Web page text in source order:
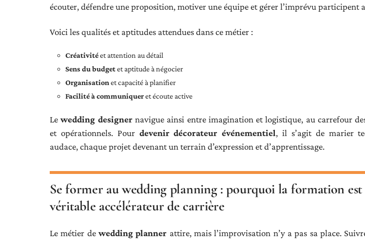
écouter, défendre une proposition, motiver une équipe et gérer l’imprévu participent
Voici les qualités et aptitudes attendues dans ce métier :
Créativitéet attention au détail
Sens du budgetet aptitude à négocier
Organisation et capacité à planifier
Facilité à communiqueret écoute active
Lewedding designernavigue ainsi entre imagination et logistique, au carrefour
et opérationnels. Pour devenir décorateur événementiel, il s’agit de marier
audace, chaque projet devenant un terrain d’expression et d’apprentissage.
Se former au wedding planning : pourquoi la formation
véritable accélérateur de carrière
Le métier de wedding planner attire, mais l’improvisation n’y a pas sa place.